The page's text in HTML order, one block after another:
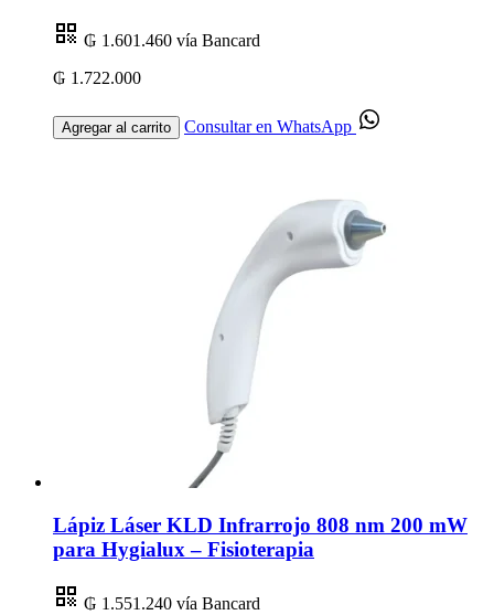
₲ 1.601.460 vía Bancard
₲ 1.722.000
Agregar al carrito Consultar en WhatsApp
Lápiz Láser KLD Infrarrojo 808 nm 200 mW
para Hygialux – Fisioterapia
₲ 1.551.240 vía Bancard